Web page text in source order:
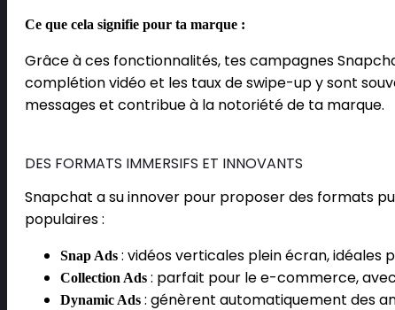
Ce que cela signifie pour ta marque :
Grâce à ces fonctionnalités, tes campagnes
complétion vidéo et les taux de swipe-up y sont
messages et contribue à la notoriété de ta marque.
DES FORMATS IMMERSIFS ET INNOVANTS
Snapchat a su innover pour proposer des formats
populaires :
Snap Ads : vidéos verticales plein écran, idéales
Collection Ads : parfait pour le e-commerce,
Dynamic Ads : génèrent automatiquement des